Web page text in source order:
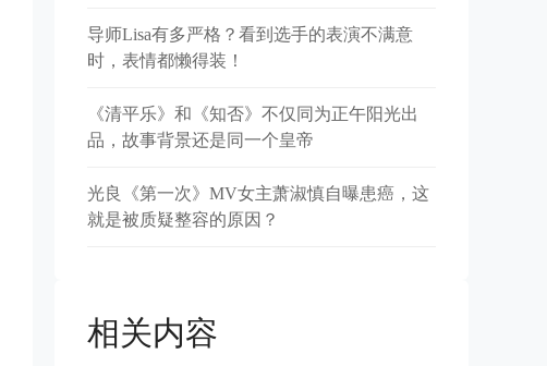
导师Lisa有多严格？看到选手的表演不满意
时，表情都懒得装！
《清平乐》和《知否》不仅同为正午阳光出
品，故事背景还是同一个皇帝
光良《第一次》MV女主萧淑慎自曝患癌，这
就是被质疑整容的原因？
相关内容